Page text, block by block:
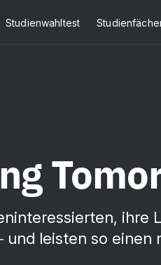
Studienwahltest
ihre
und leisten so einen